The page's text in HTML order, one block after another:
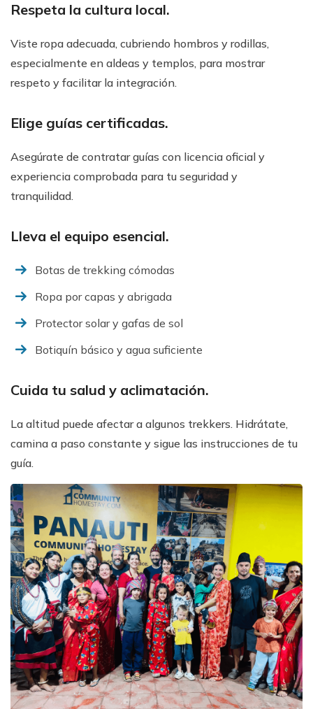
Respeta la cultura local.
Viste ropa adecuada, cubriendo hombros y rodillas,
especialmente en aldeas y templos, para mostrar
respeto y facilitar la integración.
Elige guías certificadas.
Asegúrate de contratar guías con licencia oficial y
experiencia comprobada para tu seguridad y
tranquilidad.
Lleva el equipo esencial.
Botas de trekking cómodas
Ropa por capas y abrigada
Protector solar y gafas de sol
Botiquín básico y agua suficiente
Cuida tu salud y aclimatación.
La altitud puede afectar a algunos trekkers. Hidrátate,
camina a paso constante y sigue las instrucciones de tu
guía.